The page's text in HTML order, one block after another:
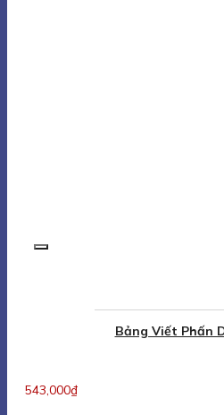
Bảng Viết Phấn
543,000₫